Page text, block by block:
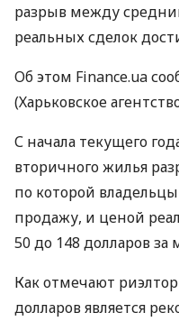
разрыв между
реальных сделок
Об этом Finance.ua
(Харьковское
С начала текущего
вторичного жилья
по которой
продажу, и ценой
50 до 148 долларов за
Как отмечают
долларов является